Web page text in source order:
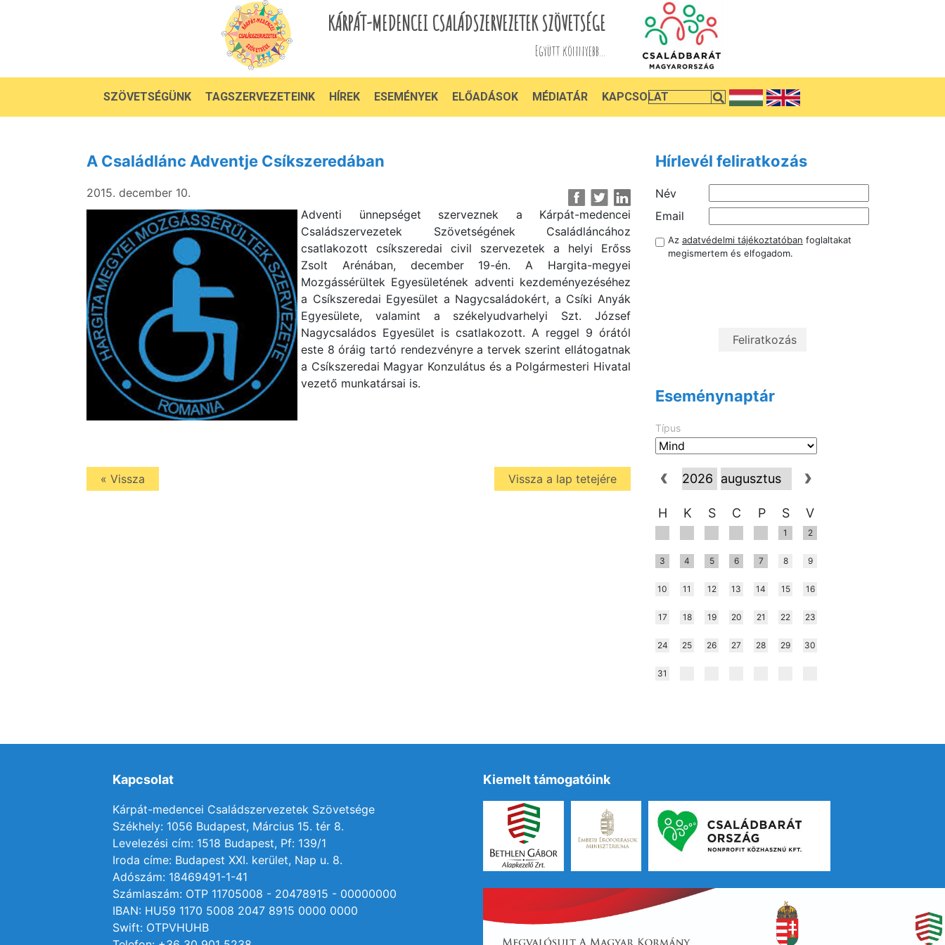
KÁRPÁT-MEDENCEI CSALÁDSZERVEZETEK SZÖVETSÉGE
Együtt könnyebb...
SZÖVETSÉGÜNK TAGSZERVEZETEINK HÍREK ESEMÉNYEK ELŐADÁSOK MÉDIATÁR KAPCSOLAT
A Családlánc Adventje Csíkszeredában
2015. december 10.
Adventi ünnepséget szerveznek a Kárpát-medencei
Családszervezetek Szövetségének Családláncához
csatlakozott csíkszeredai civil szervezetek a helyi Erőss
Zsolt Arénában, december 19-én. A Hargita-megyei
Mozgássérültek Egyesületének adventi kezdeményezéséhez
a Csíkszeredai Egyesület a Nagycsaládokért, a Csíki Anyák
Egyesülete, valamint a székelyudvarhelyi Szt. József
Nagycsaládos Egyesület is csatlakozott. A reggel 9 órától
este 8 óráig tartó rendezvényre a tervek szerint ellátogatnak
a Csíkszeredai Magyar Konzulátus és a Polgármesteri Hivatal
vezető munkatársai is.
« Vissza Vissza a lap tetejére
Hírlevél feliratkozás
Név
Email
Az adatvédelmi tájékoztatóban foglaltakat
megismertem és elfogadom.
Eseménynaptár
Típus
H K S C P S V
1 2
3 4 5 6 7 8 9
10 11 12 13 14 15 16
17 18 19 20 21 22 23
24 25 26 27 28 29 30
31
Kapcsolat
Kárpát-medencei Családszervezetek Szövetsége
Székhely: 1056 Budapest, Március 15. tér 8.
Levelezési cím: 1518 Budapest, Pf: 139/1
Iroda címe: Budapest XXI. kerület, Nap u. 8.
Adószám: 18469491-1-41
Számlaszám: OTP 11705008 - 20478915 - 00000000
IBAN: HU59 1170 5008 2047 8915 0000 0000
Swift: OTPVHUHB
Kiemelt támogatóink